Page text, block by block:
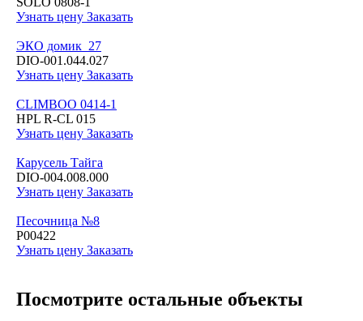
Узнать цену Заказать
ЭКО домик_27
DIO-001.044.027
Узнать цену Заказать
CLIMBOO 0414-1
HPL R-CL 015
Узнать цену Заказать
Карусель Тайга
DIO-004.008.000
Узнать цену Заказать
Песочница №8
P00422
Узнать цену Заказать
Посмотрите остальные объекты